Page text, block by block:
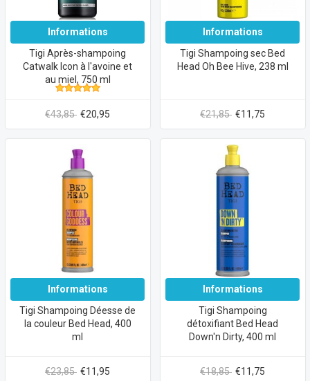
Informations
Tigi Après-shampoing
Catwalk Icon à l'avoine et
au miel, 750 ml
€43,85 €20,95
Informations
Tigi Shampoing sec Bed
Head Oh Bee Hive, 238 ml
€21,85 €11,75
Informations
Tigi Shampoing Déesse de
la couleur Bed Head, 400
ml
€23,85 €11,95
Informations
Tigi Shampoing
détoxifiant Bed Head
Down'n Dirty, 400 ml
€18,85 €11,75